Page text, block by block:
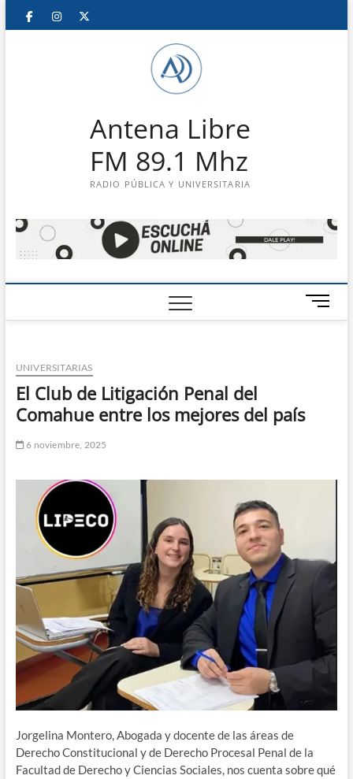
Saltar
FacebookInstagram
Antena Libre
FM 89.1 Mhz
RADIO PÚBLICA Y UNIVERSITARIA
B
o
UNIVERSITARIAS
El Club de Litigación Penal del
Comahue entre los mejores del país
6 noviembre, 2025
Jorgelina Montero, Abogada y docente de las áreas de
Derecho Constitucional y de Derecho Procesal Penal de la
Facultad de Derecho y Ciencias Sociales, nos cuenta sobre qué